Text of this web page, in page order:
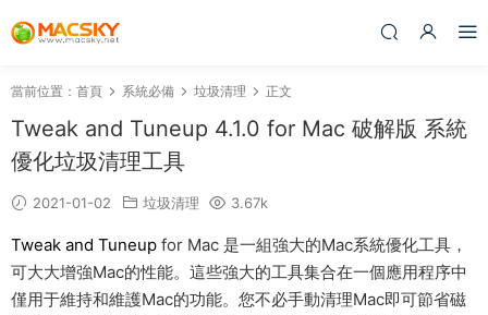
當前位置： 首頁 系統必備 垃圾清理 正文
Tweak and Tuneup 4.1.0 for Mac 破解版 系統
優化垃圾清理工具
2021-01-02 垃圾清理 3.67k
Tweak and Tuneup for Mac 是一組強大的Mac系統優化工具，
可大大增強Mac的性能。這些強大的工具集合在一個應用程序中
僅用于維持和維護Mac的功能。您不必手動清理Mac即可節省磁